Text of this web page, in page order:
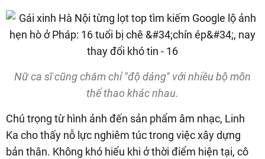
Nữ ca sĩ cũng chăm chỉ "độ dáng" với nhiều bộ môn
thể thao khác nhau.
Chú trọng từ hình ảnh đến sản phẩm âm nhạc, Linh
Ka cho thấy nỗ lực nghiêm túc trong việc xây dựng
bản thân. Không khó hiểu khi ở thời điểm hiện tại, cô